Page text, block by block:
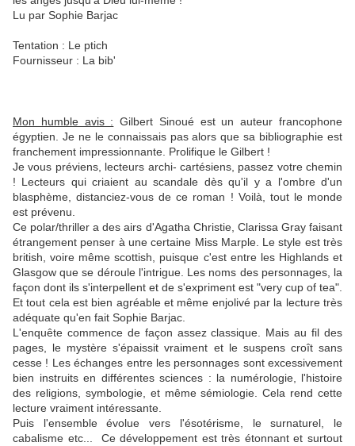
Lu par Sophie Barjac
Tentation : Le ptich
Fournisseur : La bib'
Mon humble avis : Gilbert Sinoué est un auteur francophone
égyptien. Je ne le connaissais pas alors que sa bibliographie est
franchement impressionnante. Prolifique le Gilbert !
Je vous préviens, lecteurs archi- cartésiens, passez votre chemin
! Lecteurs qui criaient au scandale dès qu'il y a l'ombre d'un
blasphème, distanciez-vous de ce roman ! Voilà, tout le monde
est prévenu.
Ce polar/thriller a des airs d'Agatha Christie, Clarissa Gray faisant
étrangement penser à une certaine Miss Marple. Le style est très
british, voire même scottish, puisque c'est entre les Highlands et
Glasgow que se déroule l'intrigue. Les noms des personnages, la
façon dont ils s'interpellent et de s'expriment est "very cup of tea".
Et tout cela est bien agréable et même enjolivé par la lecture très
adéquate qu'en fait Sophie Barjac.
L'enquête commence de façon assez classique. Mais au fil des
pages, le mystère s'épaissit vraiment et le suspens croît sans
cesse ! Les échanges entre les personnages sont excessivement
bien instruits en différentes sciences : la numérologie, l'histoire
des religions, symbologie, et même sémiologie. Cela rend cette
lecture vraiment intéressante.
Puis l'ensemble évolue vers l'ésotérisme, le surnaturel, le
cabalisme etc... Ce développement est très étonnant et surtout